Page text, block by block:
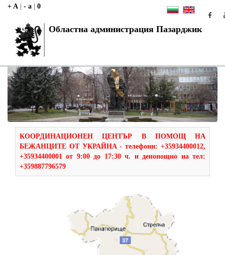
+ A - a 0
Областна администрация Пазарджик
‹ ›
КООРДИНАЦИОНЕН ЦЕНТЪР В ПОМОЩ НА
БЕЖАНЦИТЕ ОТ УКРАЙНА - телефони: +35934400012,
+35934400001 от 9:00 до 17:30 ч. и денонощно на тел:
+359887796579